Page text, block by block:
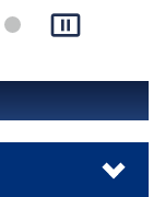
pause_presentation